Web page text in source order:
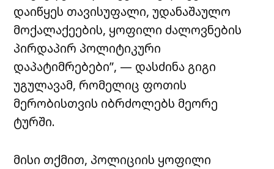
დაიწყეს თავისუფალი, უდანაშაულო
მოქალაქეების, ყოფილი ძალოვნების
პირდაპირ პოლიტიკური
დაპატიმრებები”, — დასძინა გიგი
უგულავამ, რომელიც ფოთის
მერობისთვის იბრძოლებს მეორე
ტურში.
მისი თქმით, პოლიციის ყოფილი